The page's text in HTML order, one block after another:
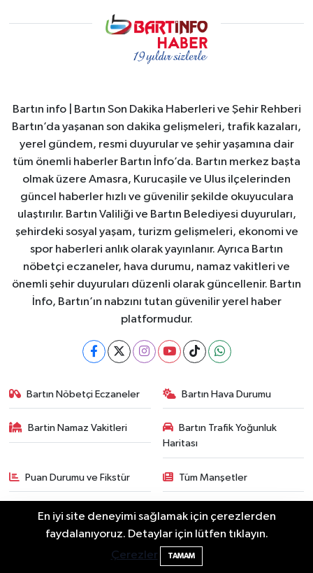
Bartın info | Bartın Son Dakika Haberleri ve Şehir Rehberi
Bartın’da yaşanan son dakika gelişmeleri, trafik kazaları,
yerel gündem, resmi duyurular ve şehir yaşamına dair
tüm önemli haberler Bartın İnfo’da. Bartın merkez başta
olmak üzere Amasra, Kurucaşile ve Ulus ilçelerinden
güncel haberler hızlı ve güvenilir şekilde okuyuculara
ulaştırılır. Bartın Valiliği ve Bartın Belediyesi duyuruları,
şehirdeki sosyal yaşam, turizm gelişmeleri, ekonomi ve
spor haberleri anlık olarak yayınlanır. Ayrıca Bartın
nöbetçi eczaneler, hava durumu, namaz vakitleri ve
önemli şehir duyuruları düzenli olarak güncellenir. Bartın
İnfo, Bartın’ın nabzını tutan güvenilir yerel haber
platformudur.
Bartın Nöbetçi Eczaneler Bartın Hava Durumu
Bartin Namaz Vakitleri
Bartın Trafik Yoğunluk
Haritası
Puan Durumu ve Fikstür Tüm Manşetler
Son Dakika Haberleri Haber Arşivi
En iyi site deneyimi sağlamak için çerezlerden
faydalanıyoruz. Detaylar için lütfen tıklayın.
Çerezler
TAMAM
22:47 Festivalde at yarışında kaza: 2 at öldü, 1